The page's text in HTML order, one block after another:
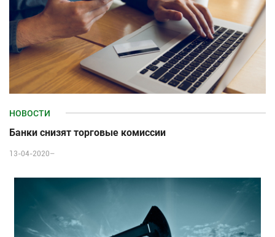
НОВОСТИ
Банки снизят торговые комиссии
13-04-2020–